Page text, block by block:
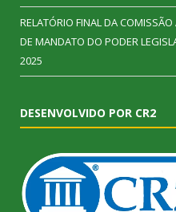
RELATÓRIO FINAL DA
DE MANDATO DO PODER
2025
DESENVOLVIDO POR CR2